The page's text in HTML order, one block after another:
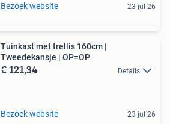
Bezoek website 23 jul 26
Tuinkast met trellis 160cm |
Tweedekansje | OP=OP
€ 121,34 Details
Bezoek website 23 jul 26